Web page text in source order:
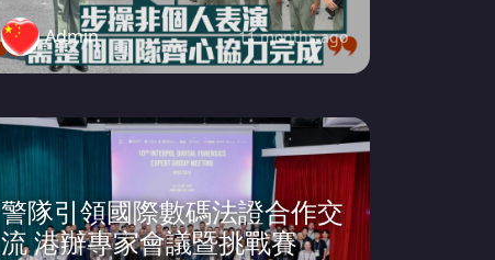
Admin 11 months ago
警隊引領國際數碼法證合作交
流 港辦專家會議暨挑戰賽